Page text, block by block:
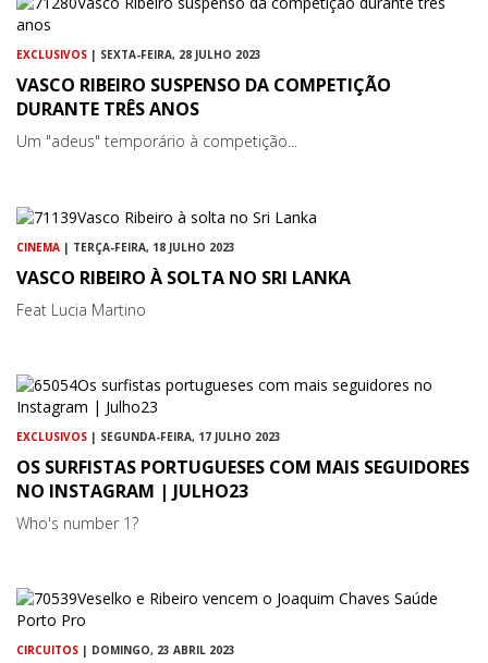
EXCLUSIVOS | SEXTA-FEIRA, 28 JULHO 2023
VASCO RIBEIRO SUSPENSO DA COMPETIÇÃO
DURANTE TRÊS ANOS
Um "adeus" temporário à competição...
CINEMA | TERÇA-FEIRA, 18 JULHO 2023
VASCO RIBEIRO À SOLTA NO SRI LANKA
Feat Lucia Martino
EXCLUSIVOS | SEGUNDA-FEIRA, 17 JULHO 2023
OS SURFISTAS PORTUGUESES COM MAIS SEGUIDORES
NO INSTAGRAM | JULHO23
Who's number 1?
CIRCUITOS | DOMINGO, 23 ABRIL 2023